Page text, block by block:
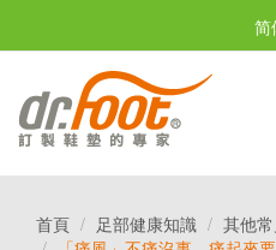
简
首頁 足部健康知識
其他